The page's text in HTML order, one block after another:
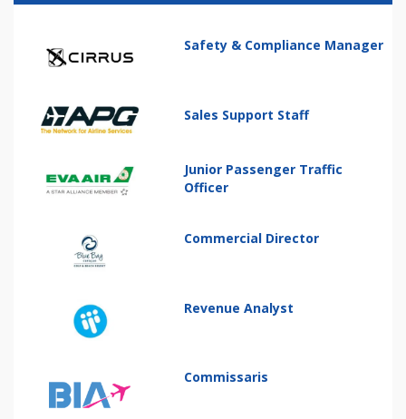
Safety & Compliance Manager
Sales Support Staff
Junior Passenger Traffic
Officer
Commercial Director
Revenue Analyst
Commissaris